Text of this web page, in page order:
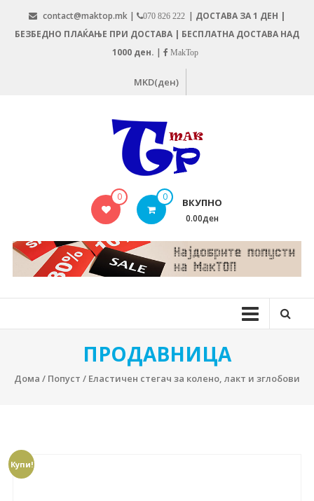
content
contact@maktop.mk | 070 826 222 | ДОСТАВА ЗА 1 ДЕН |
БЕЗБЕДНО ПЛАЌАЊЕ ПРИ ДОСТАВА | БЕСПЛАТНА ДОСТАВА НАД
1000 ден. | MakTop
MKD(ден)
MAKTOP.MK
0 0 ВКУПНО
0.00ден
ПРОДАВНИЦА
Дома / Попуст / Еластичен стегач за колено, лакт и зглобови
Купи!